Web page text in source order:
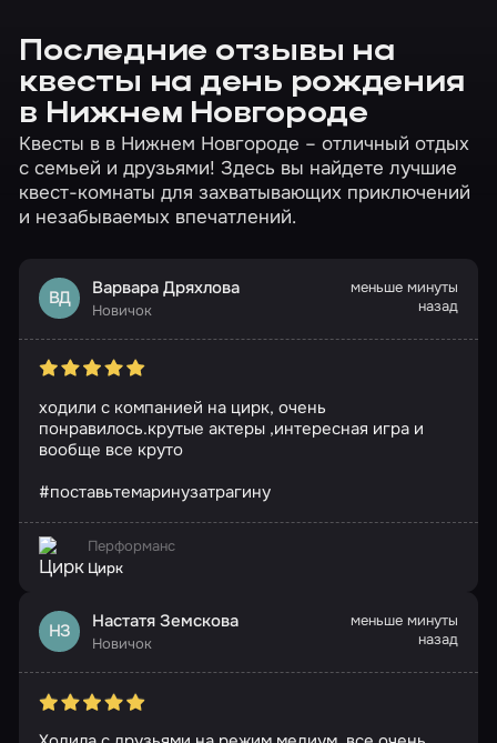
Последние отзывы на
квесты на день рождения
в Нижнем Новгороде
Квесты в в Нижнем Новгороде – отличный отдых
с семьей и друзьями! Здесь вы найдете лучшие
квест-комнаты для захватывающих приключений
и незабываемых впечатлений.
ВД Варвара Дряхлова
Новичок
меньше минуты
назад
ходили с компанией на цирк, очень
понравилось.крутые актеры ,интересная игра и
вообще все круто
#поставьтемаринузатрагину
Перформанс
Цирк
НЗ Настатя Земскова
Новичок
меньше минуты
назад